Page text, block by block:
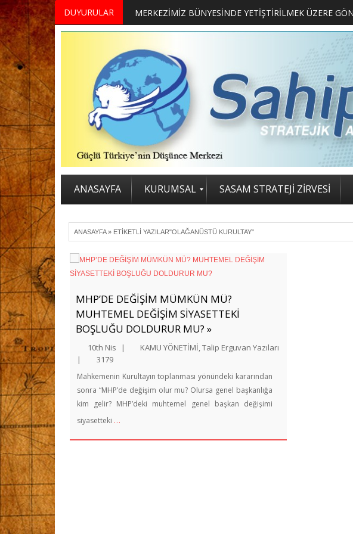
DUYURULAR
ANASAYFA KURUMSAL SASAM STRATEJİ ZİRVESİ
ANASAYFA» ETIKETLI YAZILAR"OLAĞANÜSTÜ KURULTAY"
MHP’DE DEĞİŞİM MÜMKÜN MÜ?
MUHTEMEL DEĞİŞİM SİYASETTEKİ
BOŞLUĞU DOLDURUR MU? »
10th Nis | KAMU YÖNETİMİ,Talip Erguvan Yazıları
|
3179
Mahkemenin Kurultayın toplanması yönündeki kararından
sonra “MHP’de değişim olur mu? Olursa genel başkanlığa
kim gelir? MHP’deki muhtemel genel başkan değişimi
siyasetteki …